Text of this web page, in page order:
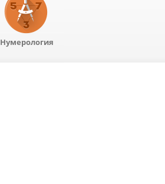
Нумерология